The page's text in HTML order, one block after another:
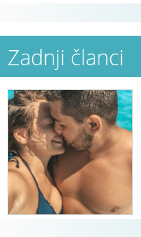
Zadnji članci